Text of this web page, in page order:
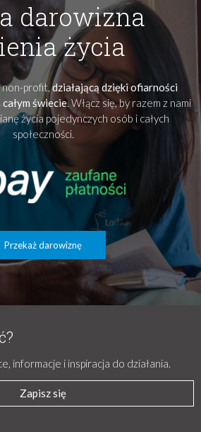
darowizna
życia
non-profit,działającą dzięki ofiarności
świecie. Włącz się, by razem z nami
życia pojedynczych osób i całych
społeczności.
Przekaż darowiznę
informacje i inspiracja do działania.
Zapisz się